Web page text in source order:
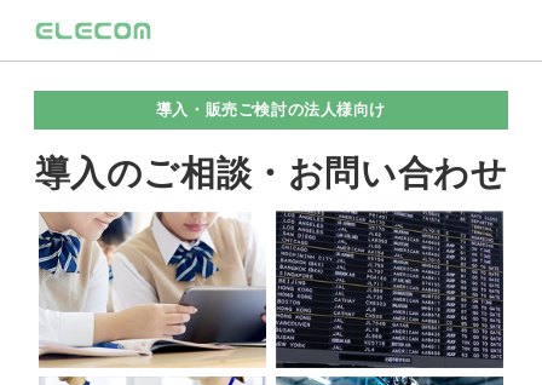
導入・販売ご検討の法人様向け
導入のご相談・お問い合わせ